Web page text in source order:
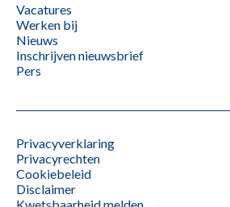
Vacatures
Werken bij
Nieuws
Inschrijven nieuwsbrief
Pers
Privacyverklaring
Privacyrechten
Cookiebeleid
Disclaimer